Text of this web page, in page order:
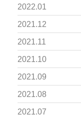
2022.01
2021.12
2021.11
2021.10
2021.09
2021.08
2021.07